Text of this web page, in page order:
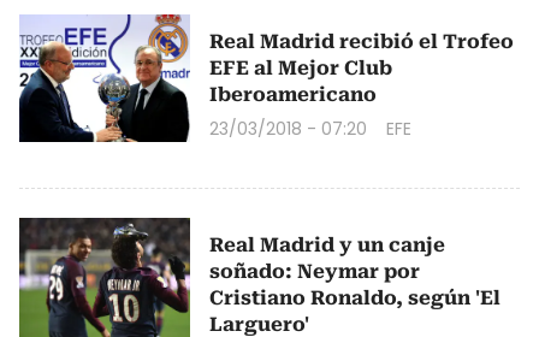
Real Madrid recibió el Trofeo
EFE al Mejor Club
Iberoamericano
23/03/2018 - 07:20 EFE
Real Madrid y un canje
soñado: Neymar por
Cristiano Ronaldo, según 'El
Larguero'